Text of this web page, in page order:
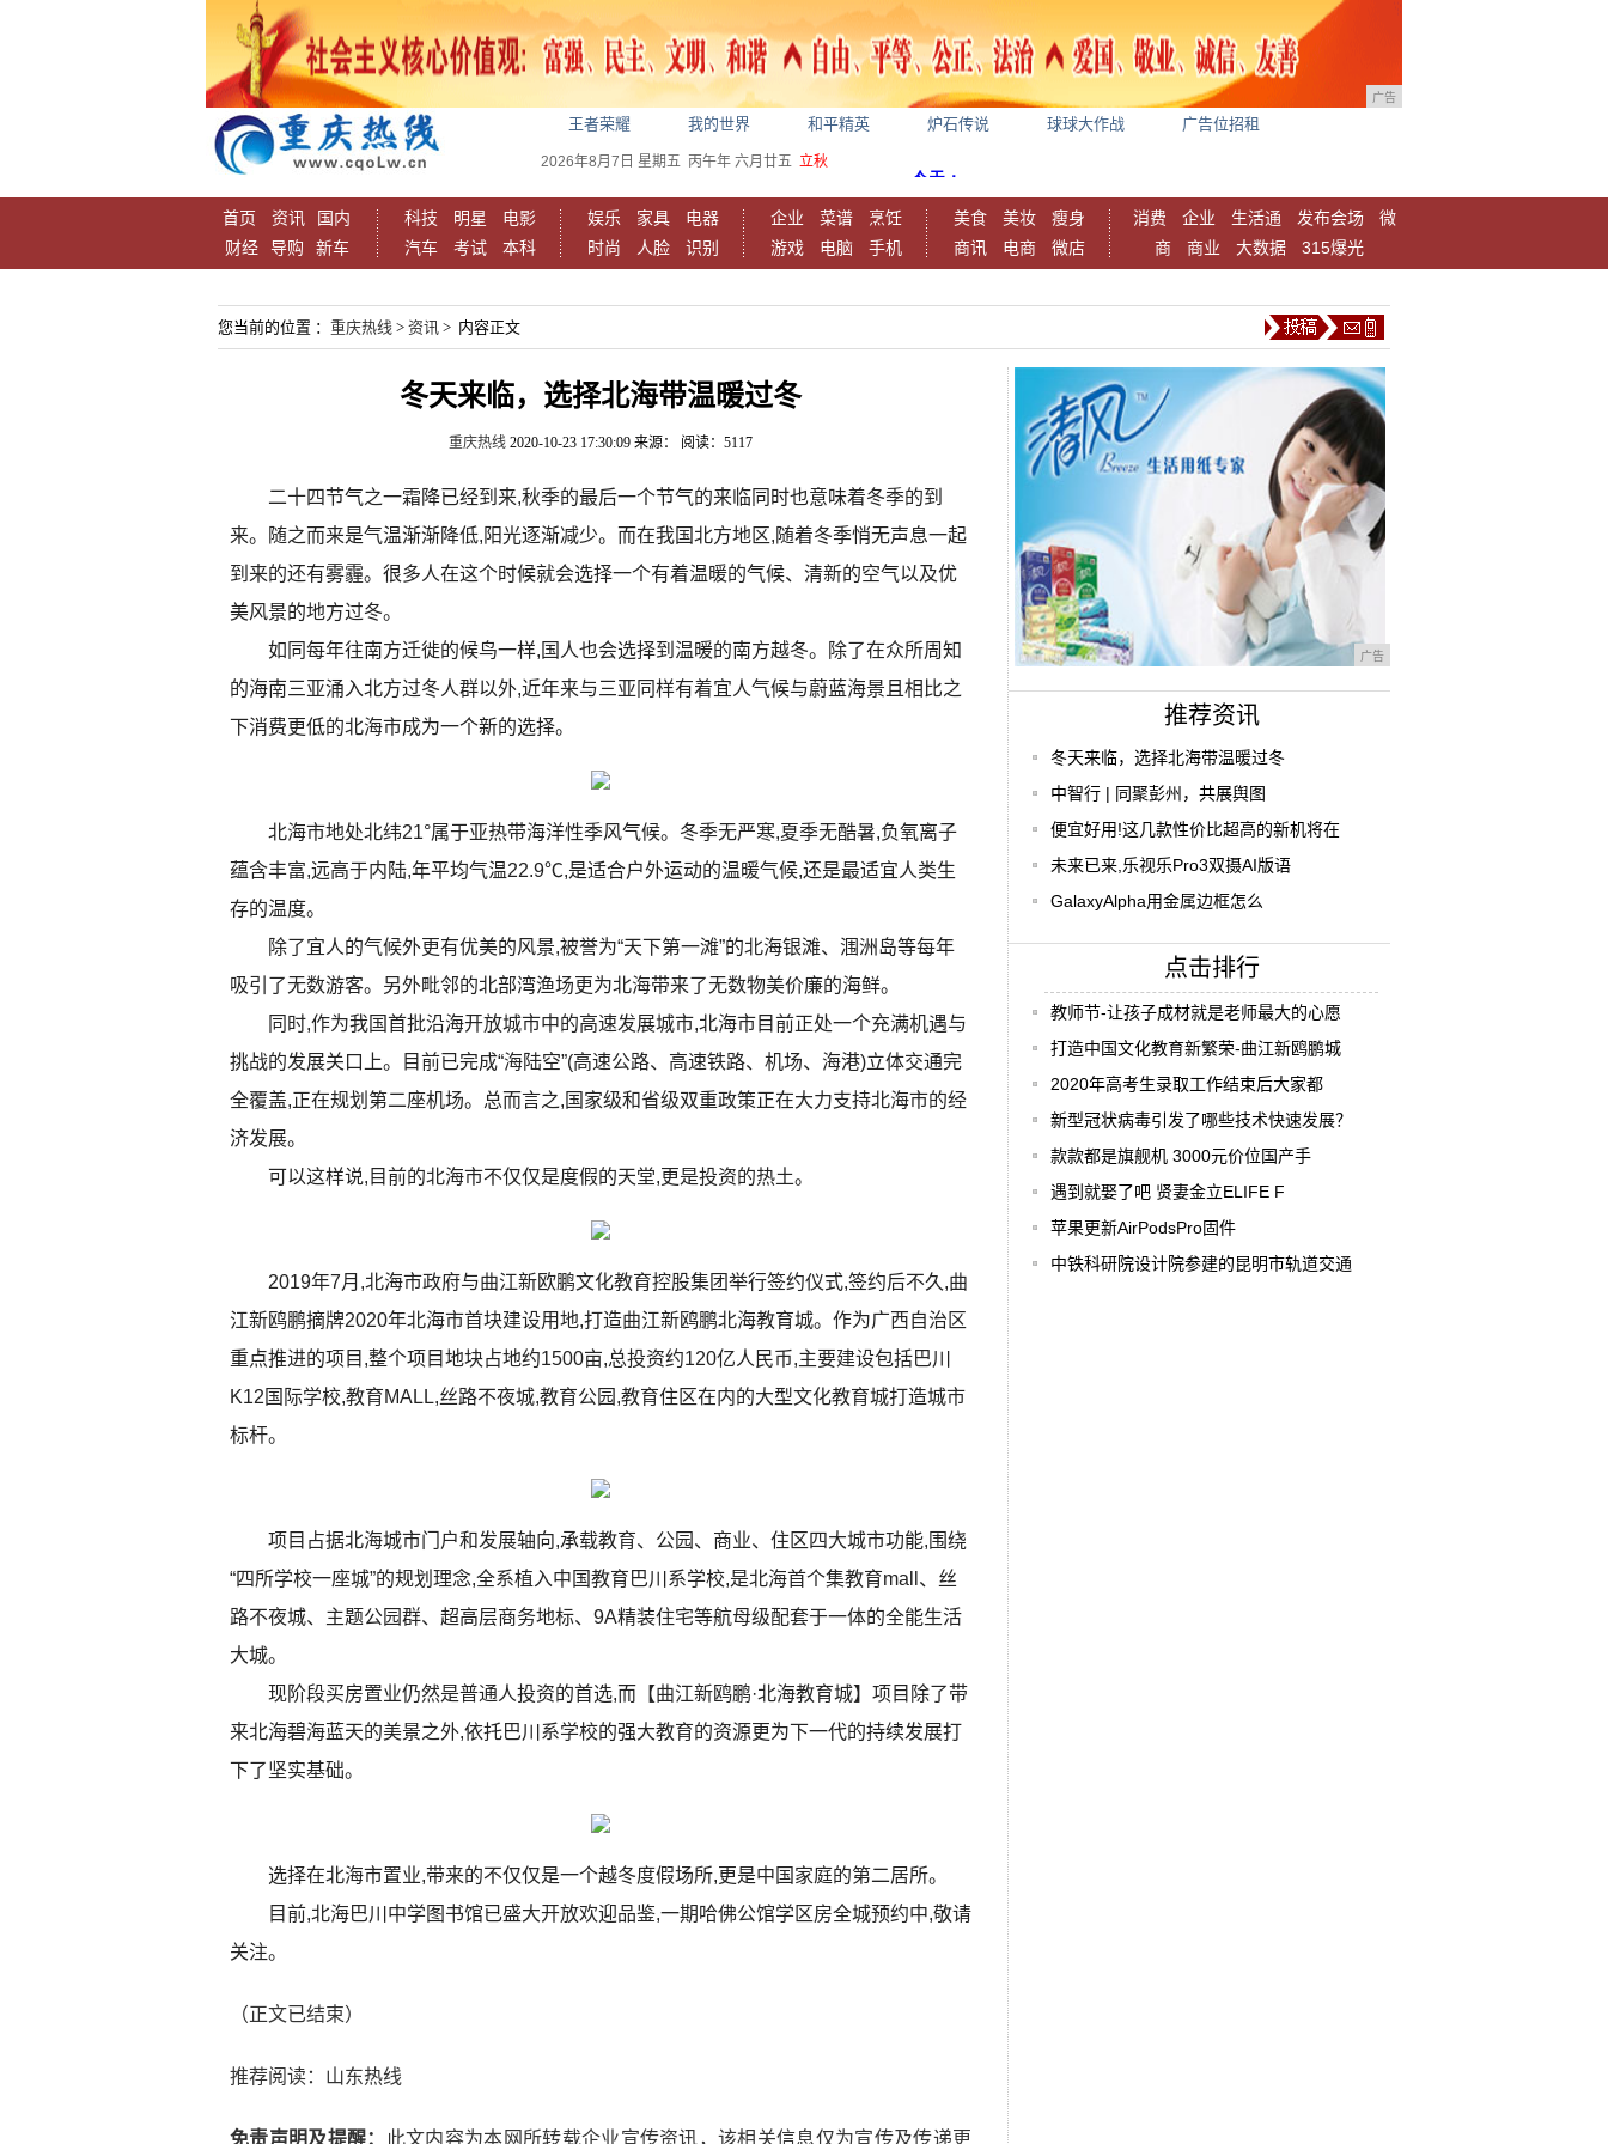
广告
王者荣耀 我的世界 和平精英 炉石传说 球球大作战 广告位招租
2026年8月7日 星期五 丙午年 六月廿五 立秋
首页 资讯
国内
财经
导购 新车
科技 明星
电影
汽车
考试 本科
娱乐 家具
电器
时尚
人脸 识别
企业 菜谱
烹饪
游戏
电脑 手机
美食 美妆
瘦身
商讯
电商 微店
消费 企业 生活通 发布会场
微
商
商业 大数据 315爆光
您当前的位置 ： 重庆热线 > 资讯 > 内容正文
冬天来临，选择北海带温暖过冬
重庆热线 2020-10-23 17:30:09 来源： 阅读：5117
二十四节气之一霜降已经到来,秋季的最后一个节气的来临同时也意味着冬季的到
来。随之而来是气温渐渐降低,阳光逐渐减少。而在我国北方地区,随着冬季悄无声息一起
到来的还有雾霾。很多人在这个时候就会选择一个有着温暖的气候、清新的空气以及优
美风景的地方过冬。
如同每年往南方迁徙的候鸟一样,国人也会选择到温暖的南方越冬。除了在众所周知
的海南三亚涌入北方过冬人群以外,近年来与三亚同样有着宜人气候与蔚蓝海景且相比之
下消费更低的北海市成为一个新的选择。
北海市地处北纬21°属于亚热带海洋性季风气候。冬季无严寒,夏季无酷暑,负氧离子
蕴含丰富,远高于内陆,年平均气温22.9℃,是适合户外运动的温暖气候,还是最适宜人类生
存的温度。
除了宜人的气候外更有优美的风景,被誉为“天下第一滩”的北海银滩、涠洲岛等每年
吸引了无数游客。另外毗邻的北部湾渔场更为北海带来了无数物美价廉的海鲜。
同时,作为我国首批沿海开放城市中的高速发展城市,北海市目前正处一个充满机遇与
挑战的发展关口上。目前已完成“海陆空”(高速公路、高速铁路、机场、海港)立体交通完
全覆盖,正在规划第二座机场。总而言之,国家级和省级双重政策正在大力支持北海市的经
济发展。
可以这样说,目前的北海市不仅仅是度假的天堂,更是投资的热土。
2019年7月,北海市政府与曲江新欧鹏文化教育控股集团举行签约仪式,签约后不久,曲
江新鸥鹏摘牌2020年北海市首块建设用地,打造曲江新鸥鹏北海教育城。作为广西自治区
重点推进的项目,整个项目地块占地约1500亩,总投资约120亿人民币,主要建设包括巴川
K12国际学校,教育MALL,丝路不夜城,教育公园,教育住区在内的大型文化教育城打造城市
标杆。
项目占据北海城市门户和发展轴向,承载教育、公园、商业、住区四大城市功能,围绕
“四所学校一座城”的规划理念,全系植入中国教育巴川系学校,是北海首个集教育mall、丝
路不夜城、主题公园群、超高层商务地标、9A精装住宅等航母级配套于一体的全能生活
大城。
现阶段买房置业仍然是普通人投资的首选,而【曲江新鸥鹏·北海教育城】项目除了带
来北海碧海蓝天的美景之外,依托巴川系学校的强大教育的资源更为下一代的持续发展打
下了坚实基础。
选择在北海市置业,带来的不仅仅是一个越冬度假场所,更是中国家庭的第二居所。
目前,北海巴川中学图书馆已盛大开放欢迎品鉴,一期哈佛公馆学区房全城预约中,敬请
关注。
（正文已结束）
推荐阅读： 山东热线
免责声明及提醒： 此文内容为本网所转载企业宣传资讯，该相关信息仅为宣传及传递更
广告
推荐资讯
冬天来临，选择北海带温暖过冬
中智行 | 同聚彭州，共展舆图
便宜好用!这几款性价比超高的新机将在
未来已来,乐视乐Pro3双摄AI版语
GalaxyAlpha用金属边框怎么
点击排行
教师节-让孩子成材就是老师最大的心愿
打造中国文化教育新繁荣-曲江新鸥鹏城
2020年高考生录取工作结束后大家都
新型冠状病毒引发了哪些技术快速发展？
款款都是旗舰机 3000元价位国产手
遇到就娶了吧 贤妻金立ELIFE F
苹果更新AirPodsPro固件
中铁科研院设计院参建的昆明市轨道交通